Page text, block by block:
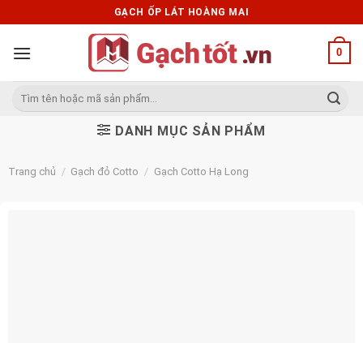
to
content
GẠCH ỐP LÁT HOÀNG MAI
0
Tìm
DANH MỤC SẢN PHẨM
Trang chủ / Gạch đỏ Cotto / Gạch Cotto Hạ Long